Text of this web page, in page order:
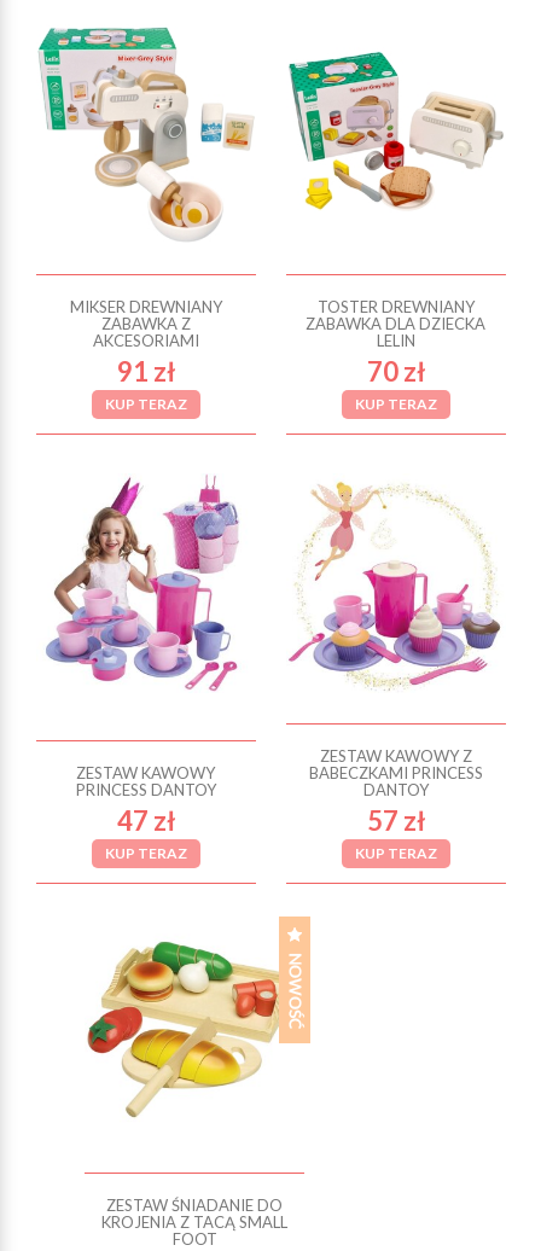
MIKSER DREWNIANY
ZABAWKA Z
AKCESORIAMI
91 zł
KUP TERAZ
TOSTER DREWNIANY
ZABAWKA DLA DZIECKA
LELIN
70 zł
KUP TERAZ
ZESTAW KAWOWY
PRINCESS DANTOY
47 zł
KUP TERAZ
ZESTAW KAWOWY Z
BABECZKAMI PRINCESS
DANTOY
57 zł
KUP TERAZ
ZESTAW ŚNIADANIE DO
KROJENIA Z TACĄ SMALL
FOOT